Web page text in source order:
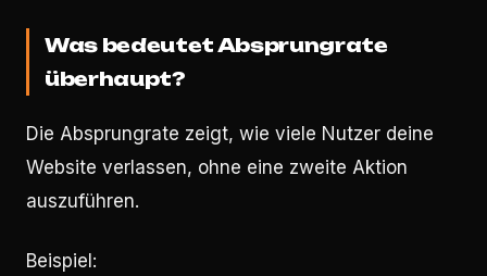
Was bedeutet Absprungrate
überhaupt?
Die Absprungrate zeigt, wie viele Nutzer deine
Website verlassen, ohne eine zweite Aktion
auszuführen.
Beispiel: